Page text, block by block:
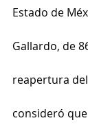
Estado de
Gallardo, de
reapertura
consideró